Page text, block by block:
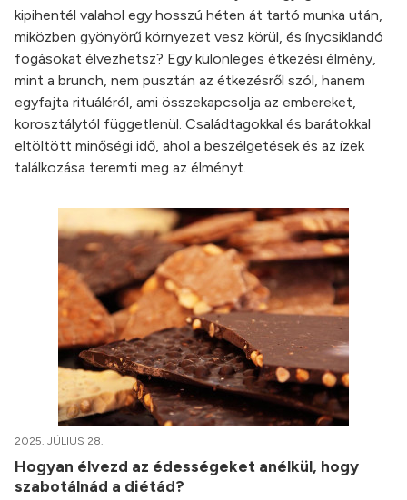
kipihentél valahol egy hosszú héten át tartó munka után,
miközben gyönyörű környezet vesz körül, és ínycsiklandó
fogásokat élvezhetsz? Egy különleges étkezési élmény,
mint a brunch, nem pusztán az étkezésről szól, hanem
egyfajta rituáléról, ami összekapcsolja az embereket,
korosztálytól függetlenül. Családtagokkal és barátokkal
eltöltött minőségi idő, ahol a beszélgetések és az ízek
találkozása teremti meg az élményt.
2025. JÚLIUS 28.
Hogyan élvezd az édességeket anélkül, hogy
szabotálnád a diétád?